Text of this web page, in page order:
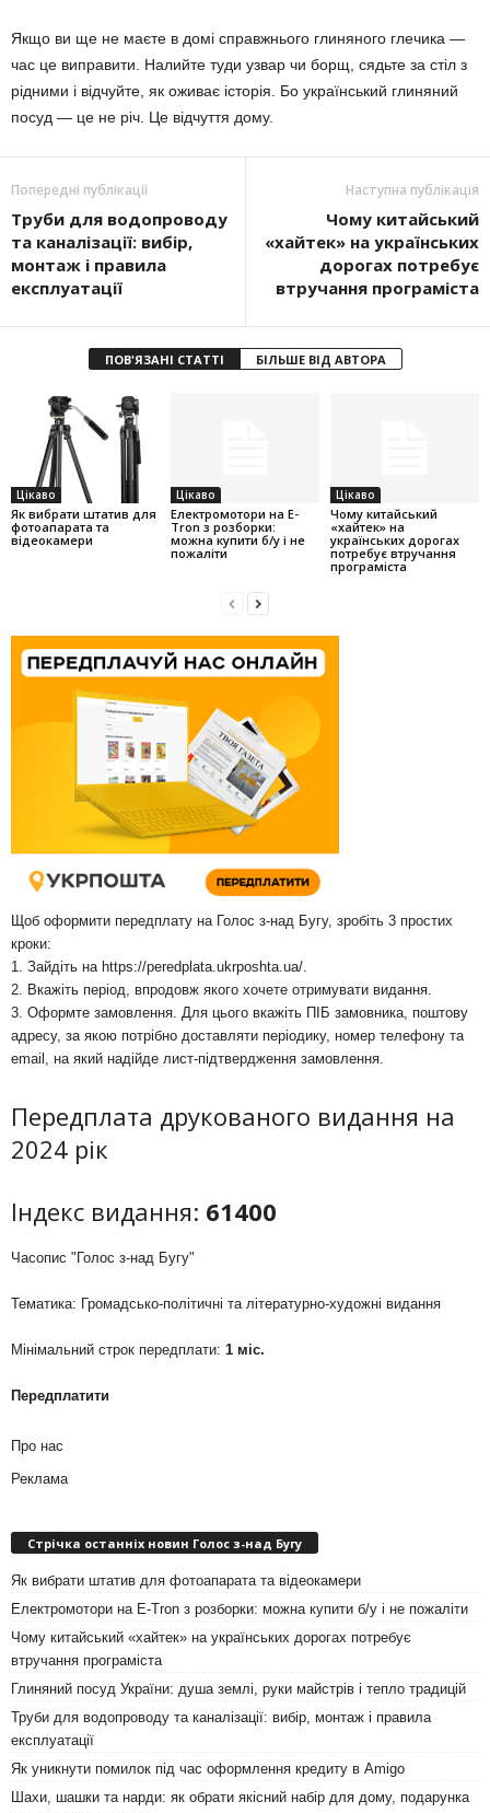
Якщо ви ще не маєте в домі справжнього глиняного глечика —
час це виправити. Налийте туди узвар чи борщ, сядьте за стіл з
рідними і відчуйте, як оживає історія. Бо український глиняний
посуд — це не річ. Це відчуття дому.
Попередні публікації
Труби для водопроводу
та каналізації: вибір,
монтаж і правила
експлуатації
Наступна публікація
Чому китайський
«хайтек» на українських
дорогах потребує
втручання програміста
ПОВ'ЯЗАНІ СТАТТІ БІЛЬШЕ ВІД АВТОРА
Цікаво
Як вибрати штатив для
фотоапарата та
відеокамери
Цікаво
Електромотори на E-
Tron з розборки:
можна купити б/у і не
пожаліти
Цікаво
Чому китайський
«хайтек» на
українських дорогах
потребує втручання
програміста
Щоб оформити передплату на Голос з-над Бугу, зробіть 3 простих
кроки:
1. Зайдіть на https://peredplata.ukrposhta.ua/.
2. Вкажіть період, впродовж якого хочете отримувати видання.
3. Оформте замовлення. Для цього вкажіть ПІБ замовника, поштову
адресу, за якою потрібно доставляти періодику, номер телефону та
email, на який надійде лист-підтвердження замовлення.
Передплата друкованого видання на
2024 рік
Індекс видання: 61400
Часопис "Голос з-над Бугу"
Тематика: Громадсько-політичні та літературно-художні видання
Мінімальний строк передплати: 1 міс.
Передплатити
Про нас
Реклама
Стрічка останніх новин Голос з-над Бугу
Як вибрати штатив для фотоапарата та відеокамери
Електромотори на E-Tron з розборки: можна купити б/у і не пожаліти
Чому китайський «хайтек» на українських дорогах потребує
втручання програміста
Глиняний посуд України: душа землі, руки майстрів і тепло традицій
Труби для водопроводу та каналізації: вибір, монтаж і правила
експлуатації
Як уникнути помилок під час оформлення кредиту в Amigo
Шахи, шашки та нарди: як обрати якісний набір для дому, подарунка